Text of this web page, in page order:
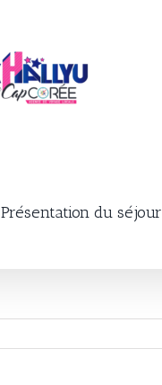
Présentation du séjour